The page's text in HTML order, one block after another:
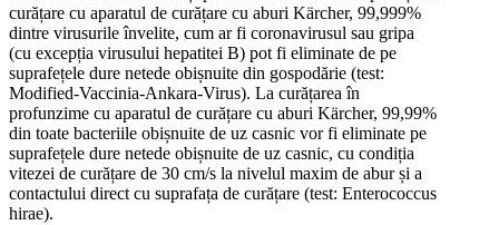
Vă rugăm să respectați avertismentele și instrucțiunile de
siguranță din manualul de utilizare.
curățare cu aparatul de curățare cu aburi Kärcher, 99,999%
dintre virusurile învelite, cum ar fi coronavirusul sau gripa
(cu excepția virusului hepatitei B) pot fi eliminate de pe
suprafețele dure netede obișnuite din gospodărie (test:
Modified-Vaccinia-Ankara-Virus). La curățarea în
profunzime cu aparatul de curățare cu aburi Kärcher, 99,99%
din toate bacteriile obișnuite de uz casnic vor fi eliminate pe
suprafețele dure netede obișnuite de uz casnic, cu condiția
vitezei de curățare de 30 cm/s la nivelul maxim de abur și a
contactului direct cu suprafața de curățare (test: Enterococcus
hirae).